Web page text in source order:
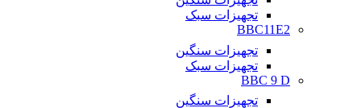
تجهیزات سبک
BBC11E2
تجهیزات سنگین
تجهیزات سبک
BBC 9 D
تجهیزات سنگین